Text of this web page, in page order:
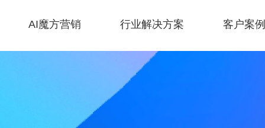
AI魔方营销 行业解决方案 客户案例